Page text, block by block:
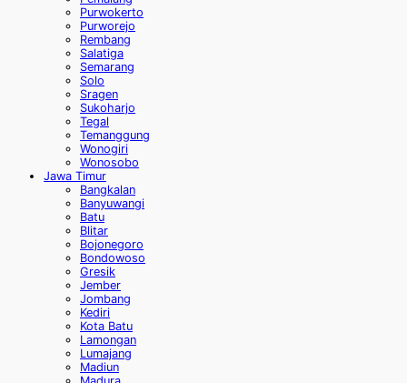
Purwokerto
Purworejo
Rembang
Salatiga
Semarang
Solo
Sragen
Sukoharjo
Tegal
Temanggung
Wonogiri
Wonosobo
Jawa Timur
Bangkalan
Banyuwangi
Batu
Blitar
Bojonegoro
Bondowoso
Gresik
Jember
Jombang
Kediri
Kota Batu
Lamongan
Lumajang
Madiun